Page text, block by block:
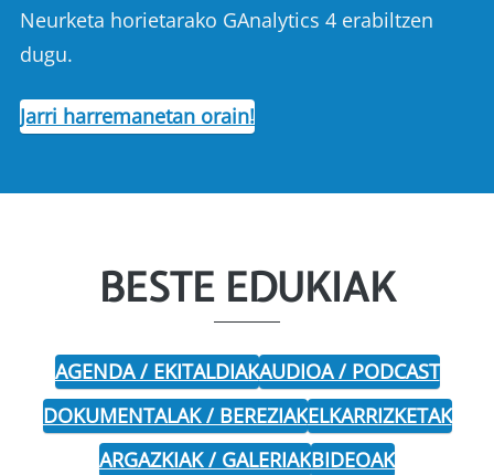
Neurketa horietarako GAnalytics 4 erabiltzen
dugu.
Jarri harremanetan orain!
BESTE EDUKIAK
AGENDA / EKITALDIAKAUDIOA / PODCAST
DOKUMENTALAK / BEREZIAKELKARRIZKETAK
ARGAZKIAK / GALERIAKBIDEOAK